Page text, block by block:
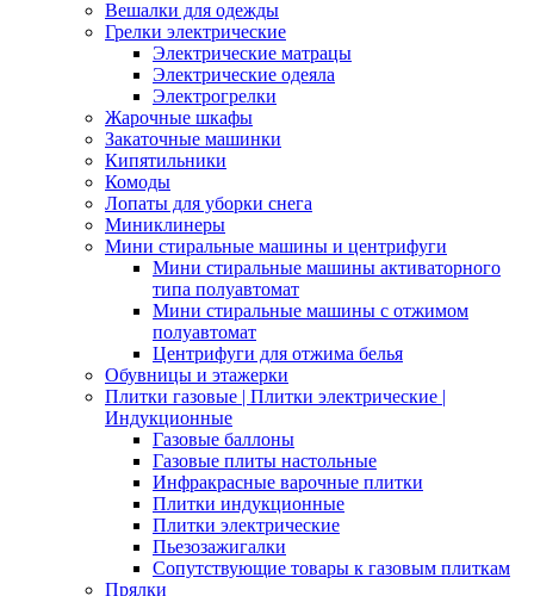
Вешалки для одежды
Грелки электрические
Электрические матрацы
Электрические одеяла
Электрогрелки
Жарочные шкафы
Закаточные машинки
Кипятильники
Комоды
Лопаты для уборки снега
Миниклинеры
Мини стиральные машины и центрифуги
Мини стиральные машины активаторного
типа полуавтомат
Мини стиральные машины с отжимом
полуавтомат
Центрифуги для отжима белья
Обувницы и этажерки
Плитки газовые | Плитки электрические |
Индукционные
Газовые баллоны
Газовые плиты настольные
Инфракрасные варочные плитки
Плитки индукционные
Плитки электрические
Пьезозажигалки
Сопутствующие товары к газовым плиткам
Прялки